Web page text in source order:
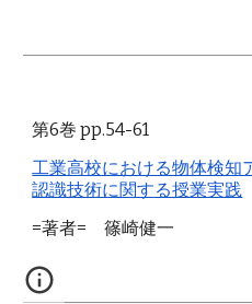
第6巻 pp.54-61
工業高校における物体検知
認識技術に関する授業実践
=著者= 篠崎健一